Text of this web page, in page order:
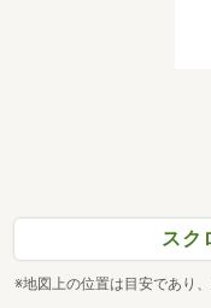
スク
※地図上の位置は目安であり